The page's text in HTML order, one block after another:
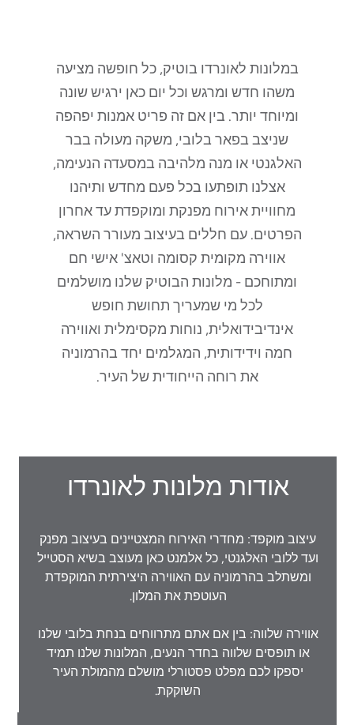
במלונות לאונרדו בוטיק, כל חופשה מציעה
משהו חדש ומרגש וכל יום כאן ירגיש שונה
ומיוחד יותר. בין אם זה פריט אמנות יפהפה
שניצב בפאר בלובי, משקה מעולה בבר
האלגנטי או מנה מלהיבה במסעדה הנעימה,
אצלנו תופתעו בכל פעם מחדש ותיהנו
מחוויית אירוח מפנקת ומוקפדת עד אחרון
הפרטים. עם חללים בעיצוב מעורר השראה,
אווירה מקומית קסומה וטאצ' אישי חם
ומתוחכם - מלונות הבוטיק שלנו מושלמים
לכל מי שמעריך תחושת חופש
אינדיבידואלית, נוחות מקסימלית ואווירה
חמה וידידותית, המגלמים יחד בהרמוניה
את רוחה הייחודית של העיר.
אודות מלונות לאונרדו
עיצוב מוקפד: מחדרי האירוח המצטיינים בעיצוב מפנק
ועד ללובי האלגנטי, כל אלמנט כאן מעוצב בשיא הסטייל
ומשתלב בהרמוניה עם האווירה היצירתית המוקפדת
העוטפת את המלון.
אווירה שלווה: בין אם אתם מתרווחים בנחת בלובי שלנו
או תופסים שלווה בחדר הנעים, המלונות שלנו תמיד
יספקו לכם מפלט פסטורלי מושלם מהמולת העיר
השוקקת.